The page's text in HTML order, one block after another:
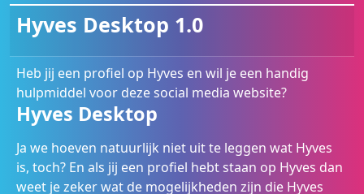
Hyves Desktop 1.0
Heb jij een profiel op Hyves en wil je een handig
hulpmiddel voor deze social media website?
Hyves Desktop
Ja we hoeven natuurlijk niet uit te leggen wat Hyves
is, toch? En als jij een profiel hebt staan op Hyves dan
weet je zeker wat de mogelijkheden zijn die Hyves